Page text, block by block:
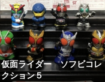
仮面ライダー ソフビコレ
クション５